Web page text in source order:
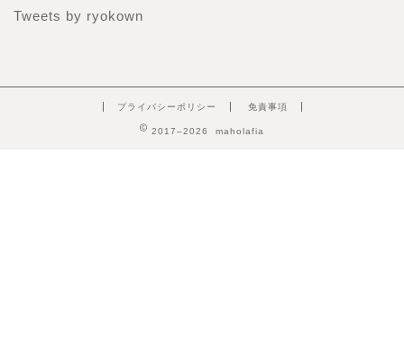
Tweets by ryokown
プライバシーポリシー 免責事項
2017–2026 maholafia